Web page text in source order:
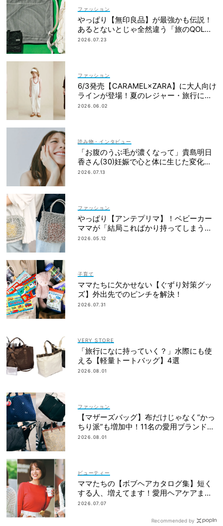
ファッション
やっぱり【無印良品】が最強かも伝説！
あるとないとじゃ全然違う「旅のQOL爆
上げアイテム」
2026.07.23
ファッション
6/3発売【CARAMEL×ZARA】に大人向け
ラインが登場！夏のレジャー・旅行にも
おすすめ
2026.06.02
読み物・インタビュー
「お腹のうぶ毛が濃くなって」貴島明日
香さん(30)妊娠で心と体に生じた変化も
「愛しいです」
2026.07.13
ファッション
やっぱり【アンテプリマ】！ベビーカー
ママが「結局こればかり持ってしまう」
納得の理由
2026.05.12
子育て
ママたちに欠かせない【ぐずり対策グッ
ズ】外出先でのピンチを解決！
2026.07.31
VERY STORE
「旅行になに持っていく？」水際にも使
える【軽量トートバッグ】4選
2026.08.01
ファッション
【マザーズバッグ】布だけじゃなく“かっ
ちり派”も増加中！11名の愛用ブランド
は？
2026.08.01
ビューティー
ママたちの【ボブヘアカタログ集】短く
する人、増えてます！愛用ヘアケアまで
全部見せ
2026.07.07
Recommended by